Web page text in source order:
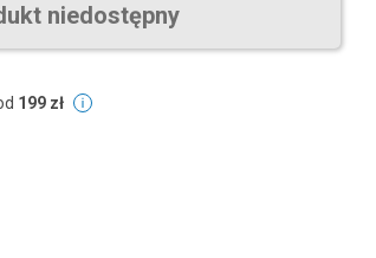
niedostępny
199 zł